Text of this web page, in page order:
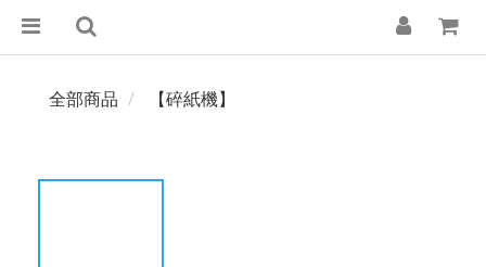
全部商品 【碎紙機】